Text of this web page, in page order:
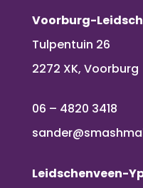
Voorburg-
Tulpentuin 26
2272 XK, Voorburg
06 – 4820 3418
Leidschenveen-